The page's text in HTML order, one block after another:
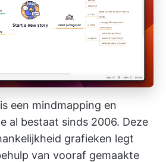
een mindmapping en
al bestaat sinds 2006. Deze
grafieken legt
van vooraf gemaakte